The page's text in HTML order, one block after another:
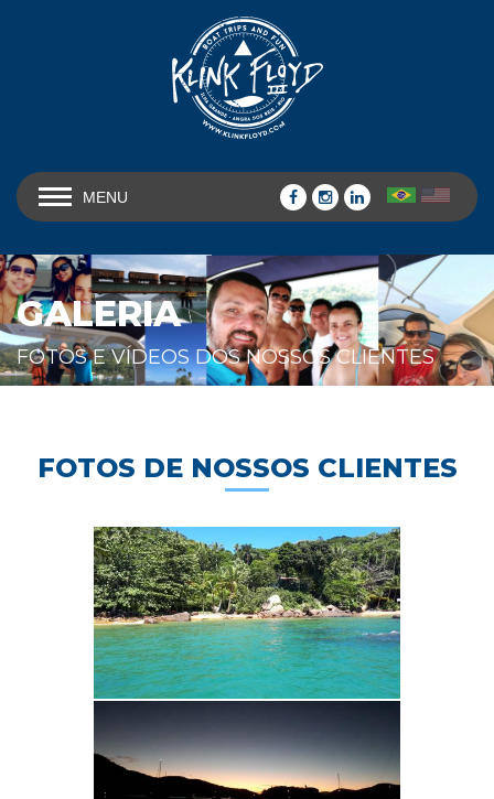
MENU
GALERIA
FOTOS E VÍDEOS DOS NOSSOS CLIENTES
FOTOS DE NOSSOS CLIENTES